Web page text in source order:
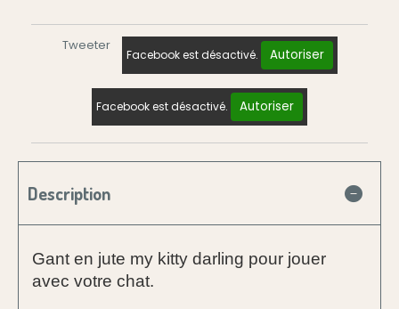
Tweeter
Facebook est désactivé. Autoriser
Facebook est désactivé. Autoriser
Description
Gant en jute my kitty darling pour jouer
avec votre chat.